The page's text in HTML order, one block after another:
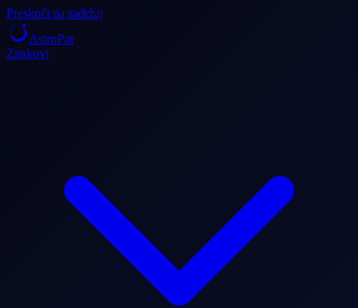
Preskoči na sadržaj
AstroPut
Znakovi